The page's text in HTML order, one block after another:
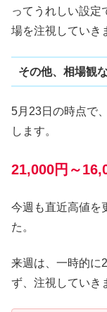
ってうれしい設定
場を注視していき
その他、相場観
5月23日の時点で
します。
21,000円～
今週も直近高値を
た。
来週は、一時的に
ず、注視していき